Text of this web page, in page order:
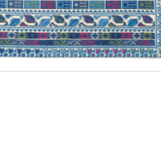
枚）
¥750